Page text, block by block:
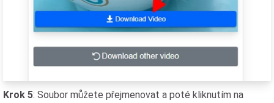
Krok 5: Soubor můžete přejmenovat a poté kliknutím na